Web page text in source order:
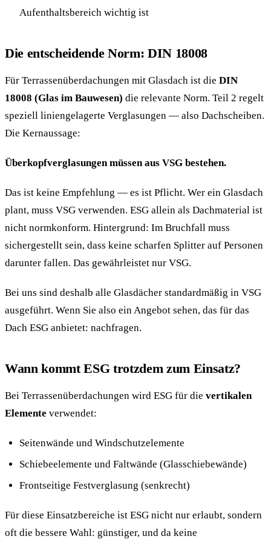
Aufenthaltsbereich wichtig ist
Die entscheidende Norm: DIN 18008
Für Terrassenüberdachungen mit Glasdach ist die DIN
18008 (Glas im Bauwesen) die relevante Norm. Teil 2 regelt
speziell liniengelagerte Verglasungen — also Dachscheiben.
Die Kernaussage:
Überkopfverglasungen müssen aus VSG bestehen.
Das ist keine Empfehlung — es ist Pflicht. Wer ein Glasdach
plant, muss VSG verwenden. ESG allein als Dachmaterial ist
nicht normkonform. Hintergrund: Im Bruchfall muss
sichergestellt sein, dass keine scharfen Splitter auf Personen
darunter fallen. Das gewährleistet nur VSG.
Bei uns sind deshalb alle Glasdächer standardmäßig in VSG
ausgeführt. Wenn Sie also ein Angebot sehen, das für das
Dach ESG anbietet: nachfragen.
Wann kommt ESG trotzdem zum Einsatz?
Bei Terrassenüberdachungen wird ESG für die vertikalen
Elemente verwendet:
Seitenwände und Windschutzelemente
Schiebeelemente und Faltwände (Glasschiebewände)
Frontseitige Festverglasung (senkrecht)
Für diese Einsatzbereiche ist ESG nicht nur erlaubt, sondern
oft die bessere Wahl: günstiger, und da keine